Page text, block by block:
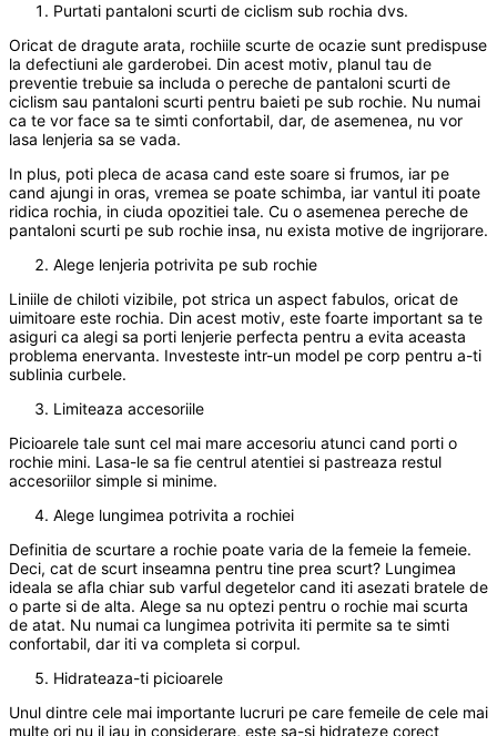
Purtati pantaloni scurti de ciclism sub rochia dvs.
Oricat de dragute arata, rochiile scurte de ocazie sunt predispuse
la defectiuni ale garderobei. Din acest motiv, planul tau de
preventie trebuie sa includa o pereche de pantaloni scurti de
ciclism sau pantaloni scurti pentru baieti pe sub rochie. Nu numai
ca te vor face sa te simti confortabil, dar, de asemenea, nu vor
lasa lenjeria sa se vada.
In plus, poti pleca de acasa cand este soare si frumos, iar pe
cand ajungi in oras, vremea se poate schimba, iar vantul iti poate
ridica rochia, in ciuda opozitiei tale. Cu o asemenea pereche de
pantaloni scurti pe sub rochie insa, nu exista motive de ingrijorare.
Alege lenjeria potrivita pe sub rochie
Liniile de chiloti vizibile, pot strica un aspect fabulos, oricat de
uimitoare este rochia. Din acest motiv, este foarte important sa te
asiguri ca alegi sa porti lenjerie perfecta pentru a evita aceasta
problema enervanta. Investeste intr-un model pe corp pentru a-ti
sublinia curbele.
Limiteaza accesoriile
Picioarele tale sunt cel mai mare accesoriu atunci cand porti o
rochie mini. Lasa-le sa fie centrul atentiei si pastreaza restul
accesoriilor simple si minime.
Alege lungimea potrivita a rochiei
Definitia de scurtare a rochie poate varia de la femeie la femeie.
Deci, cat de scurt inseamna pentru tine prea scurt? Lungimea
ideala se afla chiar sub varful degetelor cand iti asezati bratele de
o parte si de alta. Alege sa nu optezi pentru o rochie mai scurta
de atat. Nu numai ca lungimea potrivita iti permite sa te simti
confortabil, dar iti va completa si corpul.
Hidrateaza-ti picioarele
Unul dintre cele mai importante lucruri pe care femeile de cele mai
multe ori nu il iau in considerare, este sa-si hidrateze corect